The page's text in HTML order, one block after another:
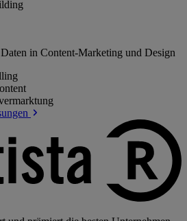
in Content-Marketing und Design